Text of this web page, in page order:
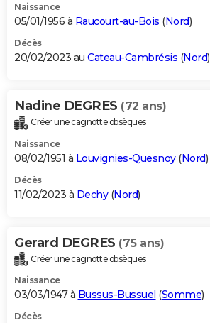
Naissance
05/01/1956 à Raucourt-au-Bois (Nord)
Décès
20/02/2023 au Cateau-Cambrésis (Nord)
Nadine DEGRES (72 ans)
Créer une cagnotte obsèques
Naissance
08/02/1951 à Louvignies-Quesnoy(Nord)
Décès
11/02/2023 à Dechy(Nord)
Gerard DEGRES (75 ans)
Créer une cagnotte obsèques
Naissance
03/03/1947 à Bussus-Bussuel (Somme)
Décès